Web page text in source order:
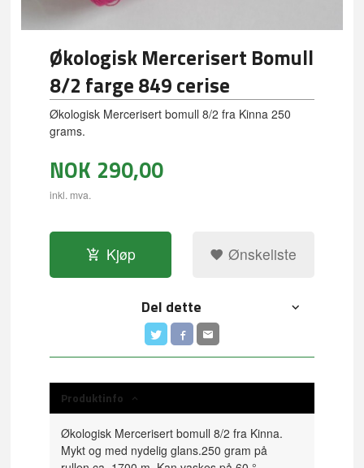
Økologisk Mercerisert Bomull
8/2 farge 849 cerise
Økologisk Mercerisert bomull 8/2 fra Kinna 250
grams.
NOK 290,00
inkl. mva.
Kjøp Ønskeliste
Del dette
Produktinfo
Økologisk Mercerisert bomull 8/2 fra Kinna.
Mykt og med nydelig glans.250 gram på